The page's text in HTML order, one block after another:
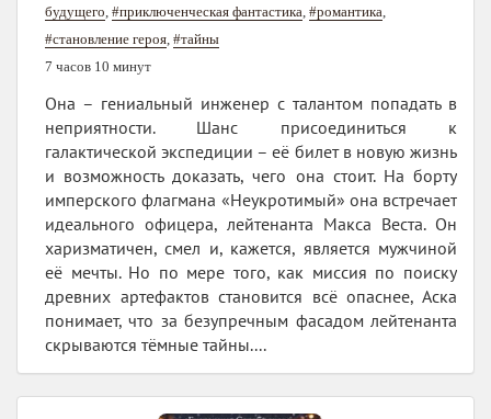
будущего #приключенческая фантастика #романтика
#становление героя #тайны
7 часов 10 минут
Она – гениальный инженер с талантом попадать в
неприятности. Шанс присоединиться к
галактической экспедиции – её билет в новую жизнь
и возможность доказать, чего она стоит. На борту
имперского флагмана «Неукротимый» она встречает
идеального офицера, лейтенанта Макса Веста. Он
харизматичен, смел и, кажется, является мужчиной
её мечты. Но по мере того, как миссия по поиску
древних артефактов становится всё опаснее, Аска
понимает, что за безупречным фасадом лейтенанта
скрываются тёмные тайны....